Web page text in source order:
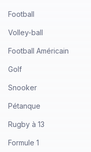
Football
Volley-ball
Football Américain
Golf
Snooker
Pétanque
Rugby à 13
Formule 1